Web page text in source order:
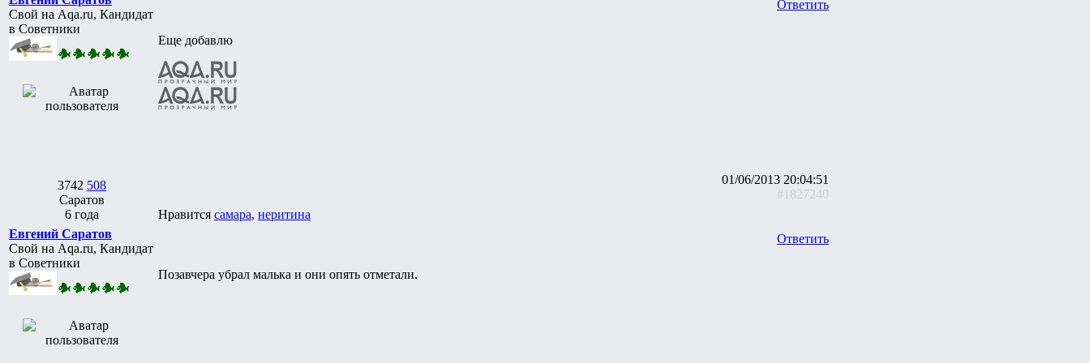
Свой на Aqa.ru, Кандидат
в Советники
3742 508
Саратов
6 года
Ответить
Еще добавлю
01/06/2013 20:04:51
#1827240
Нравится самара, неритина
Евгений Саратов
Свой на Aqa.ru, Кандидат
в Советники
Ответить
Позавчера убрал малька и они опять отметали.